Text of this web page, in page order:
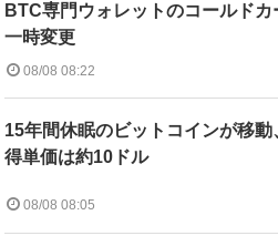
BTC専門ウォレットのコールド
一時変更
08/08 08:22
15年間休眠のビットコインが移動
得単価は約10ドル
08/08 08:05